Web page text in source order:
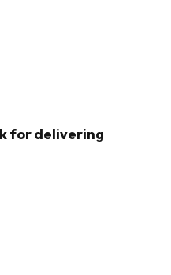
for delivering